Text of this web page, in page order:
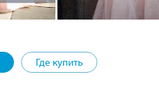
Где купить